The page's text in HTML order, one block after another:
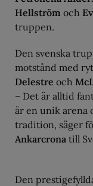
Hellström och
truppen.
Den svenska
motstånd med
Delestre och
– Det är alltid
är en unik arena
tradition, säger
Ankarcrona till
Den